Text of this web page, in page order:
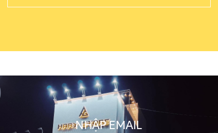
NHẬP EMAIL